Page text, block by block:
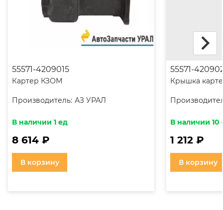
55571-4209015
Картер КЗОМ
Производитель: АЗ УРАЛ
В наличии 1 ед
8 614 ₽
В корзину
55571-
Крышка
В наличии 10
1 212 ₽
В корзину